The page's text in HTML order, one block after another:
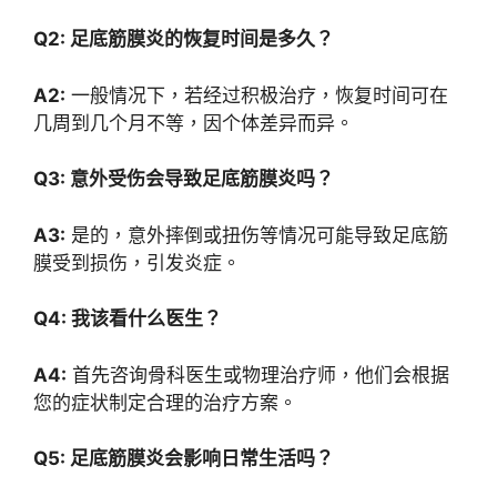
Q2: 足底筋膜炎的恢复时间是多久？
A2: 一般情况下，若经过积极治疗，恢复时间可在
几周到几个月不等，因个体差异而异。
Q3: 意外受伤会导致足底筋膜炎吗？
A3: 是的，意外摔倒或扭伤等情况可能导致足底筋
膜受到损伤，引发炎症。
Q4: 我该看什么医生？
A4: 首先咨询骨科医生或物理治疗师，他们会根据
您的症状制定合理的治疗方案。
Q5: 足底筋膜炎会影响日常生活吗？